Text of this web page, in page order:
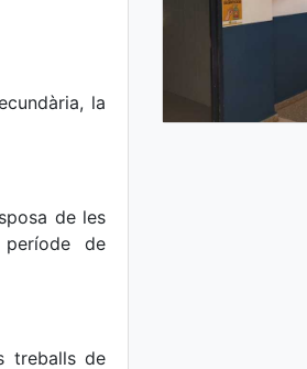
la
de les
de
treballs de